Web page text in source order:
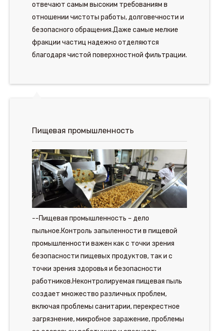
отвечают самым высоким требованиям в
отношении чистоты работы, долговечности и
безопасного обращения.Даже самые мелкие
фракции частиц надежно отделяются
благодаря чистой поверхностной фильтрации.
Пищевая промышленность
--Пищевая промышленность – дело
пыльное.Контроль запыленности в пищевой
промышленности важен как с точки зрения
безопасности пищевых продуктов, так и с
точки зрения здоровья и безопасности
работников.Неконтролируемая пищевая пыль
создает множество различных проблем,
включая проблемы санитарии, перекрестное
загрязнение, микробное заражение, проблемы